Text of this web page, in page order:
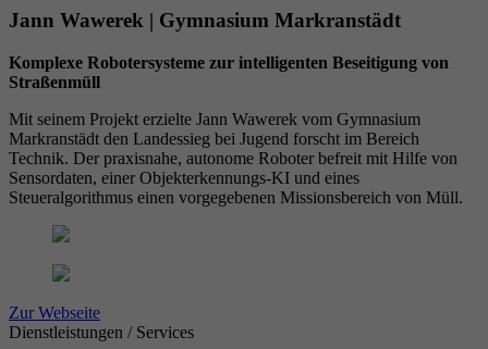
Jann Wawerek | Gymnasium Markranstädt
Komplexe Robotersysteme zur intelligenten Beseitigung von
Straßenmüll
Mit seinem Projekt erzielte Jann Wawerek vom Gymnasium
Markranstädt den Landessieg bei Jugend forscht im Bereich
Technik. Der praxisnahe, autonome Roboter befreit mit Hilfe von
Sensordaten, einer Objekterkennungs-KI und eines
Steueralgorithmus einen vorgegebenen Missionsbereich von Müll.
Zur Webseite
Dienstleistungen / Services